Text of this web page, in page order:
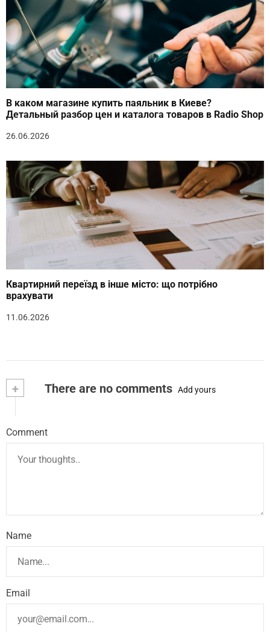
В каком магазине купить паяльник в Киеве?
Детальный разбор цен и каталога товаров в Radio Shop
26.06.2026
Квартирний переїзд в інше місто: що потрібно
врахувати
11.06.2026
+ There are no comments Add yours
Comment
Name
Email